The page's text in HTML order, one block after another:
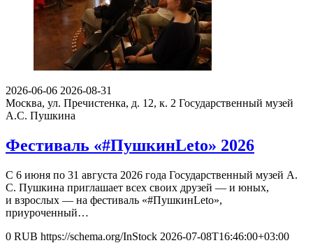
2026-06-06 2026-08-31
Москва, ул. Пречистенка, д. 12, к. 2 Государственный музей
А.С. Пушкина
Фестиваль «#ПушкинLeto» 2026
С 6 июня по 31 августа 2026 года Государственный музей А.
С. Пушкина приглашает всех своих друзей — и юных,
и взрослых — на фестиваль «#ПушкинLeto»,
приуроченный…
0 RUB https://schema.org/InStock 2026-07-08T16:46:00+03:00